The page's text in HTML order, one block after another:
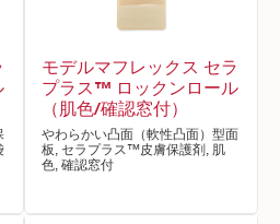
モデルマフレックス セラ
プラス™ ロックンロール
（肌色/確認窓付）
やわらかい凸面（軟性凸面）型面
板, セラプラス™皮膚保護剤, 肌
色, 確認窓付